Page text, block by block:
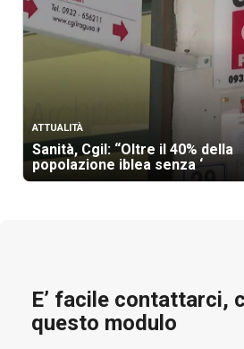
ATTUALITÀ
Sanità, Cgil: “Oltre il 40% della
popolazione iblea senza ‘
E’ facile contattarci,
questo modulo